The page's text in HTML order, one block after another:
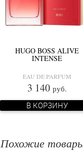
HUGO BOSS ALIVE
INTENSE
EAU DE PARFUM
3 140 руб.
В КОРЗИНУ
Похожие